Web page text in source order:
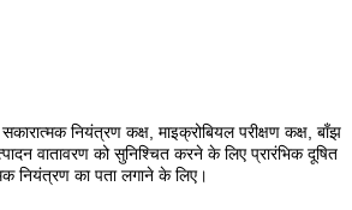
सकारात्मक नियंत्रण कक्ष, माइक्रोबियल परीक्षण कक्ष, बाँझ
वातावरण को सुनिश्चित करने के लिए प्रारंभिक दूषित
नियंत्रण का पता लगाने के लिए।